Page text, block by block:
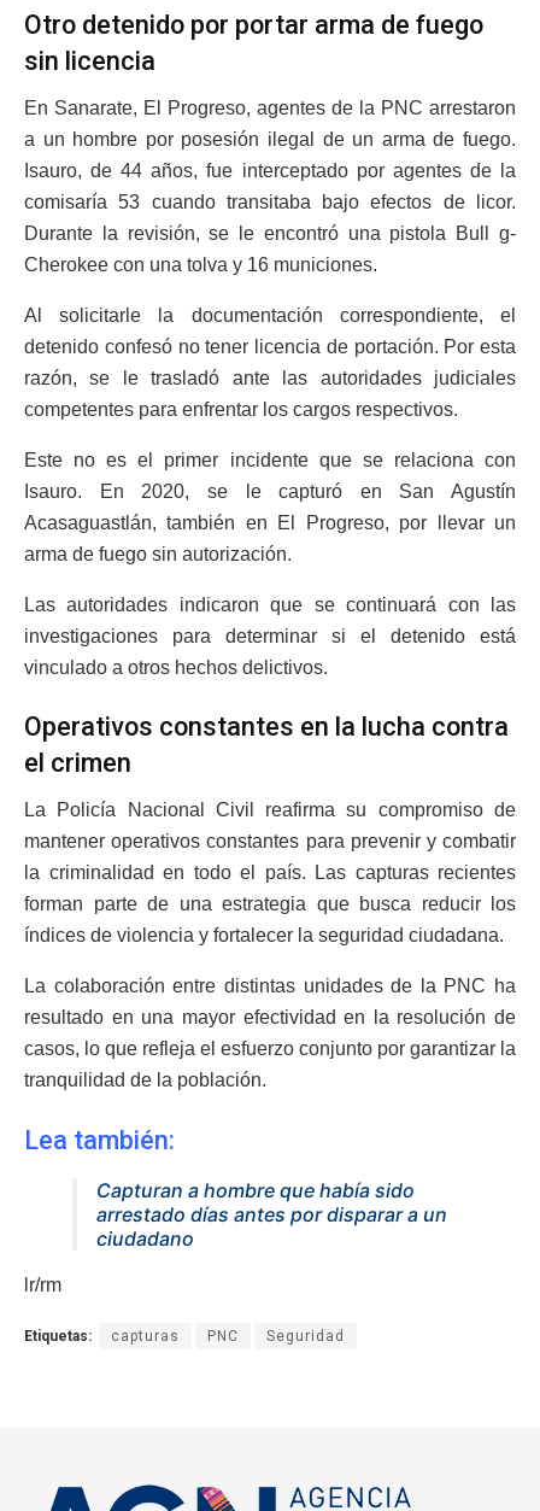
Otro detenido por portar arma de fuego
sin licencia
En Sanarate, El Progreso, agentes de la PNC arrestaron
a un hombre por posesión ilegal de un arma de fuego.
Isauro, de 44 años, fue interceptado por agentes de la
comisaría 53 cuando transitaba bajo efectos de licor.
Durante la revisión, se le encontró una pistola Bull g-
Cherokee con una tolva y 16 municiones.
Al solicitarle la documentación correspondiente, el
detenido confesó no tener licencia de portación. Por esta
razón, se le trasladó ante las autoridades judiciales
competentes para enfrentar los cargos respectivos.
Este no es el primer incidente que se relaciona con
Isauro. En 2020, se le capturó en San Agustín
Acasaguastlán, también en El Progreso, por llevar un
arma de fuego sin autorización.
Las autoridades indicaron que se continuará con las
investigaciones para determinar si el detenido está
vinculado a otros hechos delictivos.
Operativos constantes en la lucha contra
el crimen
La Policía Nacional Civil reafirma su compromiso de
mantener operativos constantes para prevenir y combatir
la criminalidad en todo el país. Las capturas recientes
forman parte de una estrategia que busca reducir los
índices de violencia y fortalecer la seguridad ciudadana.
La colaboración entre distintas unidades de la PNC ha
resultado en una mayor efectividad en la resolución de
casos, lo que refleja el esfuerzo conjunto por garantizar la
tranquilidad de la población.
Lea también:
Capturan a hombre que había sido
arrestado días antes por disparar a un
ciudadano
lr/rm
Etiquetas: capturas PNC Seguridad